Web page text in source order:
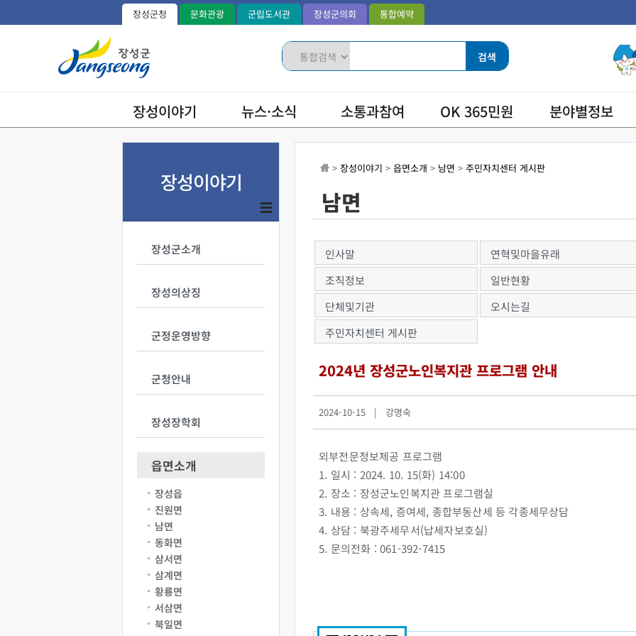
장성군청 문화관광 군립도서관 장성군의회 통합예약
장성이야기 뉴스·소식 소통과참여 OK 365민원 분야별정보
장성이야기
장성군소개
장성의상징
군정운영방향
군청안내
장성장학회
읍면소개
장성읍
진원면
남면
동화면
삼서면
삼계면
황룡면
서삼면
북일면
> 장성이야기 > 읍면소개 > 남면 > 주민자치센터 게시판
남면
인사말 연혁및마을유래
조직정보
일반현황
단체및기관
오시는길
주민자치센터 게시판
2024년 장성군노인복지관 프로그램 안내
2024-10-15 | 강명숙
외부전문정보제공 프로그램
1. 일시 : 2024. 10. 15(화) 14:00
2. 장소 : 장성군노인복지관 프로그램실
3. 내용 : 상속세, 증여세, 종합부동산세 등 각종세무상담
4. 상담 : 북광주세무서(납세자보호실)
5. 문의전화 : 061-392-7415